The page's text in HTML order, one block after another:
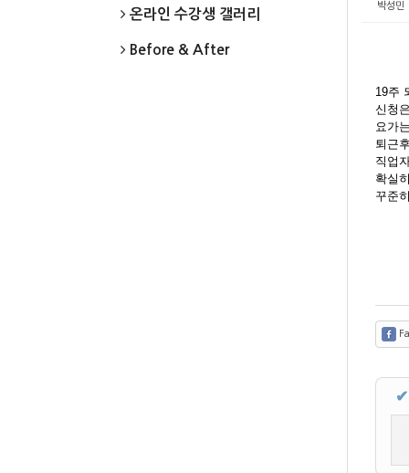
온라인 수강생 갤러리
Before & After
박성민
19주
신청
요가
퇴근
직업
확실
꾸준
✔